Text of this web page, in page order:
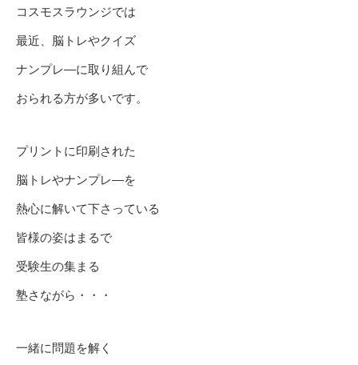
コスモスラウンジでは
最近、脳トレやクイズ
ナンプレ―に取り組んで
おられる方が多いです。
プリントに印刷された
脳トレやナンプレ―を
熱心に解いて下さっている
皆様の姿はまるで
受験生の集まる
塾さながら・・・
一緒に問題を解く